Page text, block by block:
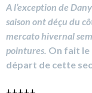
A l’exception de
saison ont déçu du
mercato hivernal
pointures. On fait le
départ de cette